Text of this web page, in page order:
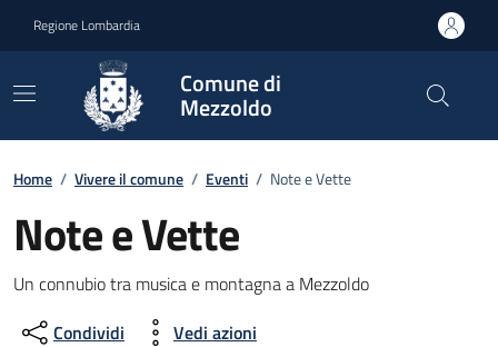
Regione Lombardia
Comune di
Mezzoldo
Home / Vivere il comune / Eventi / Note e Vette
Note e Vette
Dettagli della notizia
Un connubio tra musica e montagna a Mezzoldo
Condividi
Vedi azioni